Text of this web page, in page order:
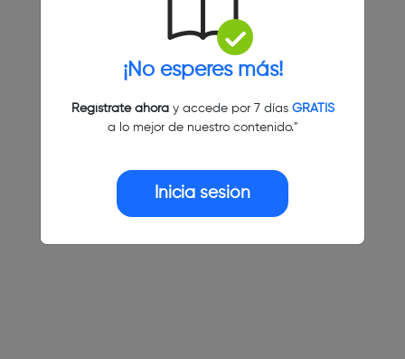
¡No esperes más!
Regístrate ahoray accede por 7 días GRATIS
a lo mejor de nuestro contenido."
Inicia sesión